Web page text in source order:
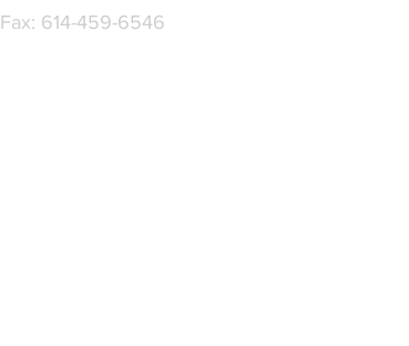
Fax: 614-459-6546